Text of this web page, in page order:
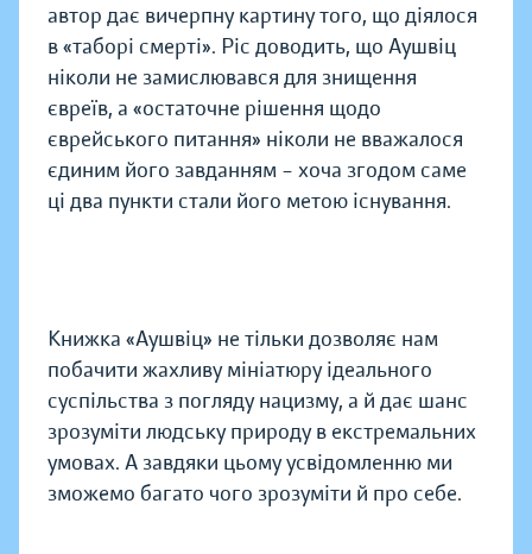
автор дає вичерпну картину того, що діялося
в «таборі смерті». Ріс доводить, що Аушвіц
ніколи не замислювався для знищення
євреїв, а «остаточне рішення щодо
єврейського питання» ніколи не вважалося
єдиним його завданням – хоча згодом саме
ці два пункти стали його метою існування.
Книжка «Аушвіц» не тільки дозволяє нам
побачити жахливу мініатюру ідеального
суспільства з погляду нацизму, а й дає шанс
зрозуміти людську природу в екстремальних
умовах. А завдяки цьому усвідомленню ми
зможемо багато чого зрозуміти й про себе.